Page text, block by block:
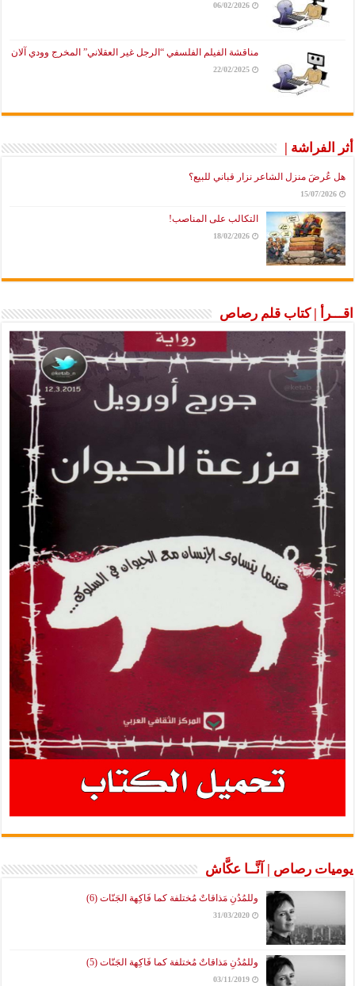
06/02/2026
مناقشة الفيلم الفلسفي “الرجل غير العقلاني” المخرج وودي آلان
22/02/2025
أثر الفراشة |
هل عُرضَ منزل الشاعر نزار قباني للبيع؟
15/07/2026
التكالب على المناصب!
18/02/2026
اقـــرأ | كتاب قلم رصاص
يوميات رصاص | آنَّــا عكَّاش
وللمُدُنِ مَذاقاتٌ مُختلفة كما فَاكِهة الجَنّات (6)
31/03/2020
وللمُدُنِ مَذاقاتٌ مُختلفة كما فَاكِهة الجَنّات (5)
03/11/2019